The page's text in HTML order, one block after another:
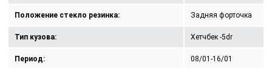
Положение стекло резинка: Задняя форточка
Тип кузова: Хетчбек -5dr
Период: 08/01-16/01